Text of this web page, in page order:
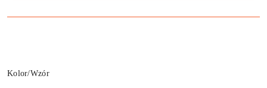
Wariant
Kolor/Wzór